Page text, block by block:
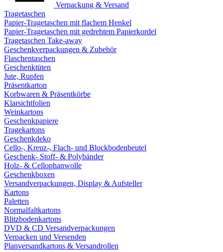
Verpackung & Versand
Tragetaschen
Papier-Tragetaschen mit flachem Henkel
Papier-Tragetaschen mit gedrehtem Papierkordel
Tragetaschen Take-away
Geschenkverpackungen & Zubehör
Flaschentaschen
Geschenktüten
Jute, Rupfen
Präsentkarton
Korbwaren & Präsentkörbe
Klarsichtfolien
Weinkartons
Geschenkpapiere
Tragekartons
Geschenkdeko
Cello-, Kreuz-, Flach- und Blockbodenbeutel
Geschenk- Stoff- & Polybänder
Holz- & Cellophanwolle
Geschenkboxen
Versandverpackungen, Display & Aufsteller
Kartons
Paletten
Normalfaltkartons
Blitzbodenkartons
DVD & CD Versandverpackungen
Verpacken und Versenden
Planversandkartons & Versandrollen